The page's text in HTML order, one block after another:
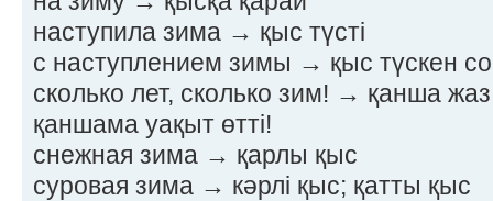
наступила зима → қыс түсті
с наступлением зимы → қыс түскен
сколько лет, сколько зим! → қанша
қаншама уақыт өтті!
снежная зима → қарлы қыс
суровая зима → кәрлі қыс; қатты қыс